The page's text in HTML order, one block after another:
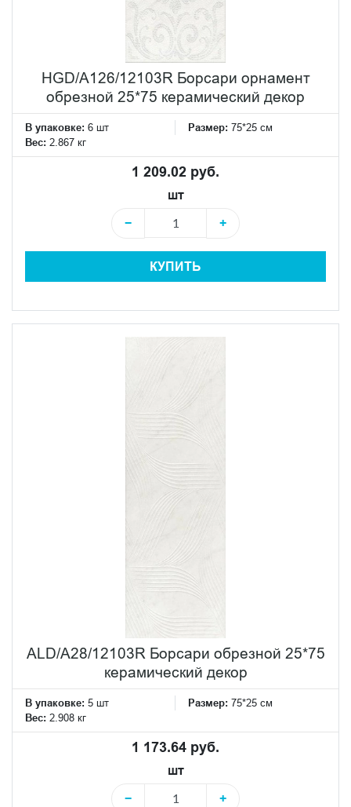
HGD/A126/12103R Борсари орнамент
обрезной 25*75 керамический декор
В упаковке: 6 шт Размер: 75*25 см
Вес: 2.867 кг
1 209.02 руб.
шт
−
+
КУПИТЬ
ALD/A28/12103R Борсари обрезной 25*75
керамический декор
В упаковке: 5 шт Размер: 75*25 см
Вес: 2.908 кг
1 173.64 руб.
шт
−
+